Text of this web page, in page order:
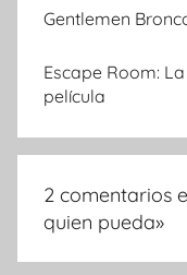
Gentlemen
Escape Room: La
película
2 comentarios
quien pueda»